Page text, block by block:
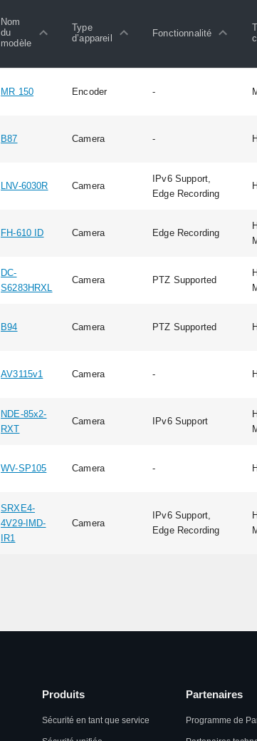
Nom
du
modèle
Type
d’appareil
Fonctionnalité
MR 150 Encoder -
B87 Camera -
LNV-6030R Camera
IPv6 Support,
Edge Recording
FH-610 ID Camera Edge Recording
DC-
S6283HRXL
Camera PTZ Supported
B94 Camera PTZ Supported
AV3115v1 Camera -
NDE-85x2-
RXT
Camera IPv6 Support
WV-SP105 Camera -
SRXE4-
4V29-IMD-
IR1
Camera
IPv6 Support,
Edge Recording
Produits
Sécurité en tant que service
Partenaires
Programme de